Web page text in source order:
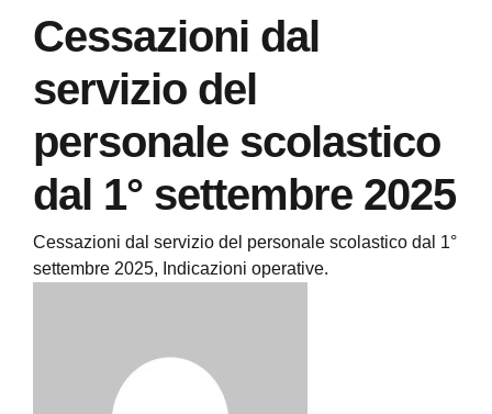
Cessazioni dal
servizio del
personale scolastico
dal 1° settembre 2025
Cessazioni dal servizio del personale scolastico dal 1°
settembre 2025, Indicazioni operative.